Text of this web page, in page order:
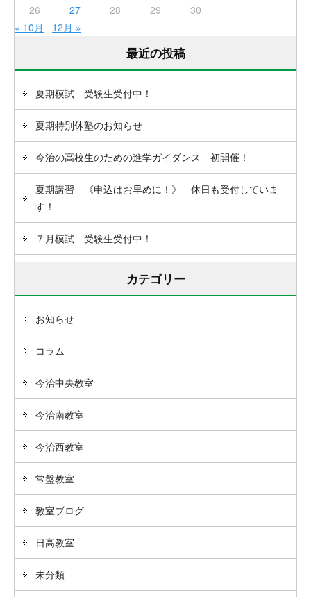
26
27 28 29
30
« 10月
12月 »
最近の投稿
夏期模試 受験生受付中！
夏期特別休塾のお知らせ
今治の高校生のための進学ガイダンス 初開催！
夏期講習 《申込はお早めに！》 休日も受付していま
す！
７月模試 受験生受付中！
カテゴリー
お知らせ
コラム
今治中央教室
今治南教室
今治西教室
常盤教室
教室ブログ
日高教室
未分類